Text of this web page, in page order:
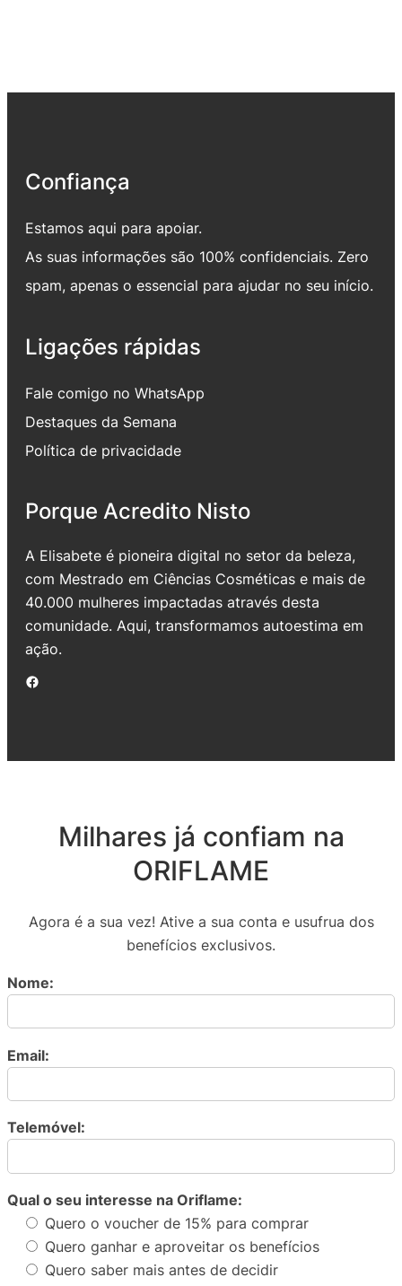
Confiança
Estamos aqui para apoiar.
As suas informações são 100% confidenciais. Zero
spam, apenas o essencial para ajudar no seu início.
Ligações rápidas
Fale comigo no WhatsApp
Destaques da Semana
Política de privacidade
Porque Acredito Nisto
A Elisabete é pioneira digital no setor da beleza,
com Mestrado em Ciências Cosméticas e mais de
40.000 mulheres impactadas através desta
comunidade. Aqui, transformamos autoestima em
ação.
Facebook
Milhares já confiam na
ORIFLAME
Agora é a sua vez! Ative a sua conta e usufrua dos
benefícios exclusivos.
Nome:
Email:
Telemóvel:
Qual o seu interesse na Oriflame:
Quero o voucher de 15% para comprar
Quero ganhar e aproveitar os benefícios
Quero saber mais antes de decidir